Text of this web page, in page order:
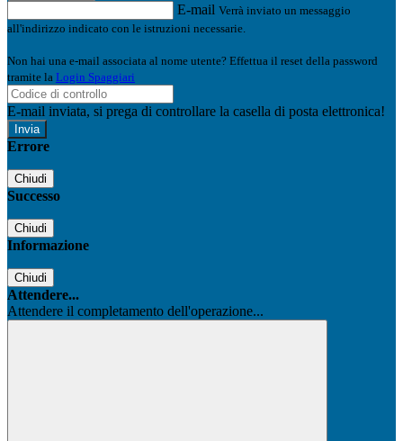
E-mail Verrà inviato un messaggio
all'indirizzo indicato con le istruzioni necessarie.
Non hai una e-mail associata al nome utente? Effettua il reset della password
tramite la Login Spaggiari
E-mail inviata, si prega di controllare la casella di posta elettronica!
Errore
Chiudi
Successo
Chiudi
Informazione
Chiudi
Attendere...
Attendere il completamento dell'operazione...